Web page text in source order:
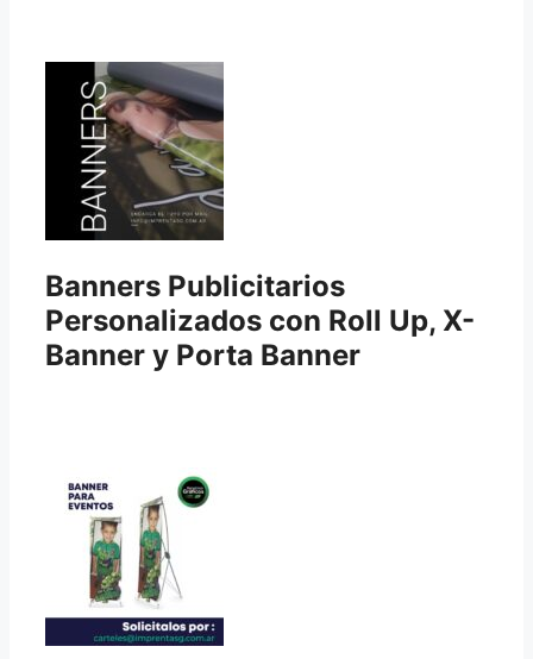
Banners Publicitarios
Personalizados con Roll Up, X-
Banner y Porta Banner